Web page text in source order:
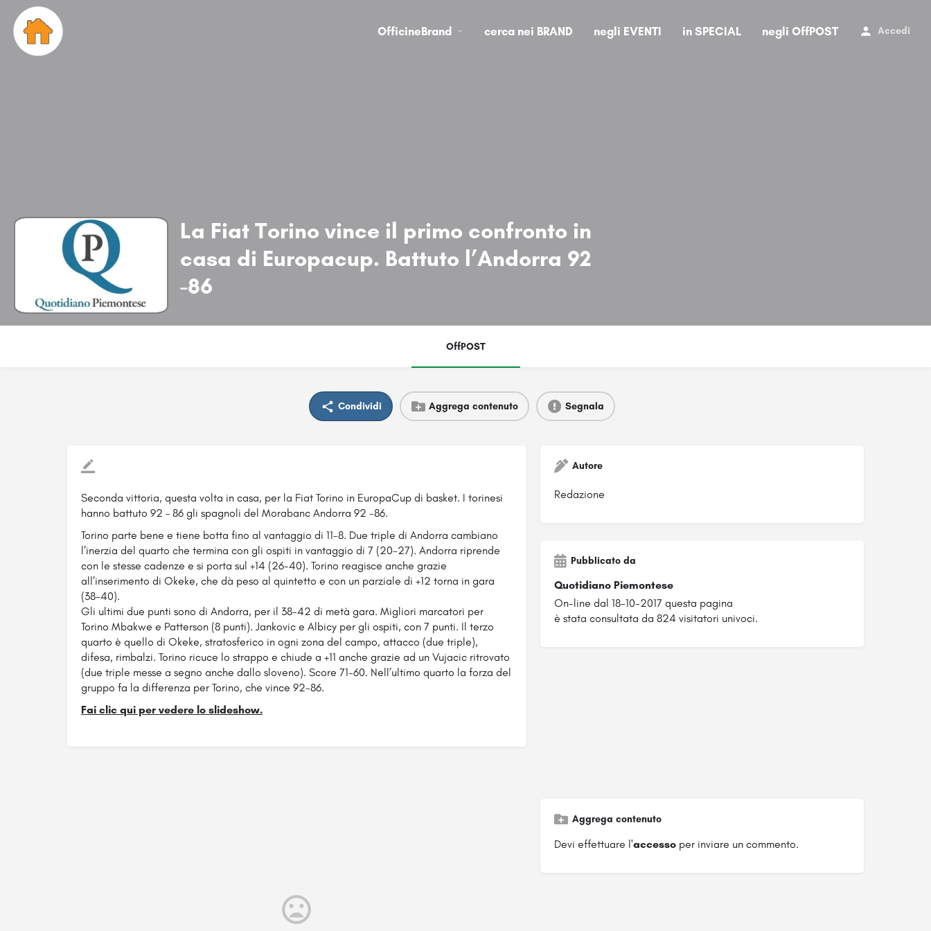
OfficineBrand cerca nei BRAND negli EVENTI in SPECIAL negli OffPOST Accedi
La Fiat Torino vince il primo confronto in
casa di Europacup. Battuto l’Andorra 92
-86
OffPOST
Condividi Aggrega contenuto Segnala
Seconda vittoria, questa volta in casa, per la Fiat Torino in EuropaCup di basket. I torinesi
hanno battuto 92 – 86 gli spagnoli del Morabanc Andorra 92 -86.
Torino parte bene e tiene botta fino al vantaggio di 11-8. Due triple di Andorra cambiano
l’inerzia del quarto che termina con gli ospiti in vantaggio di 7 (20-27). Andorra riprende
con le stesse cadenze e si porta sul +14 (26-40). Torino reagisce anche grazie
all’inserimento di Okeke, che dà peso al quintetto e con un parziale di +12 torna in gara
(38-40).
Gli ultimi due punti sono di Andorra, per il 38-42 di metà gara. Migliori marcatori per
Torino Mbakwe e Patterson (8 punti). Jankovic e Albicy per gli ospiti, con 7 punti. Il terzo
quarto è quello di Okeke, stratosferico in ogni zona del campo, attacco (due triple),
difesa, rimbalzi. Torino ricuce lo strappo e chiude a +11 anche grazie ad un Vujacic ritrovato
(due triple messe a segno anche dallo sloveno). Score 71-60. Nell’ultimo quarto la forza del
gruppo fa la differenza per Torino, che vince 92-86.
Fai clic qui per vedere lo slideshow.
Autore
Redazione
Pubblicato da
Quotidiano Piemontese
On-line dal 18-10-2017 questa pagina
è stata consultata da 824 visitatori univoci.
Aggrega contenuto
Devi effettuare l'accessoper inviare un commento.